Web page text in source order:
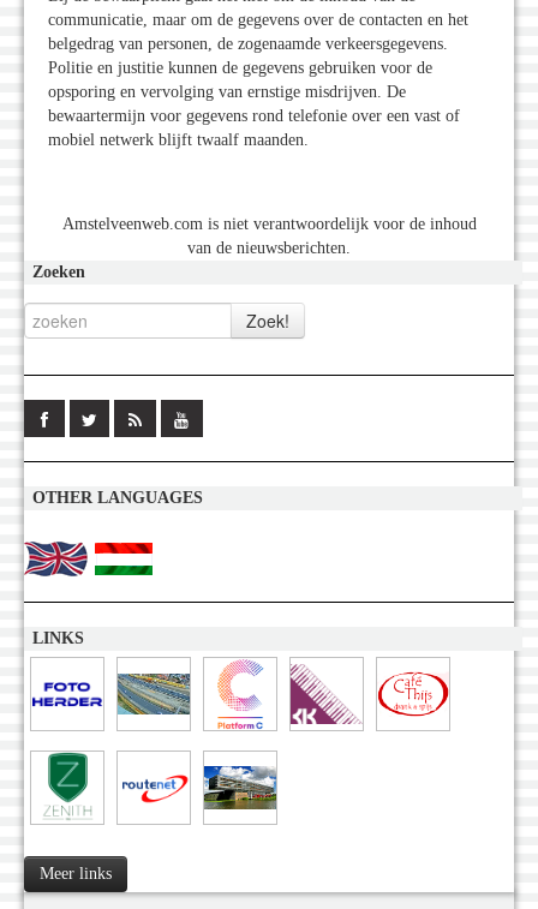
communicatie, maar om de gegevens over de contacten en het
belgedrag van personen, de zogenaamde verkeersgegevens.
Politie en justitie kunnen de gegevens gebruiken voor de
opsporing en vervolging van ernstige misdrijven. De
bewaartermijn voor gegevens rond telefonie over een vast of
mobiel netwerk blijft twaalf maanden.
Amstelveenweb.com is niet verantwoordelijk voor de inhoud
van de nieuwsberichten.
Zoeken
OTHER LANGUAGES
LINKS
Meer links